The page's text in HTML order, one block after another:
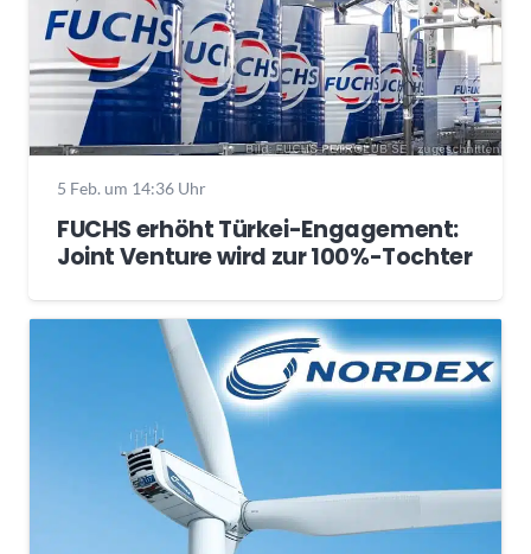
5 Feb. um 14:36 Uhr
FUCHS erhöht Türkei-Engagement:
Joint Venture wird zur 100%-Tochter